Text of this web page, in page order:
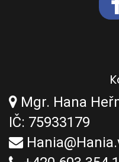
Mgr. Hana
IČ: 75933179